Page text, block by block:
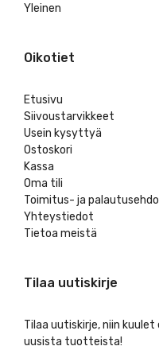
Yleinen
Oikotiet
Etusivu
Siivoustarvikkeet
Usein kysyttyä
Ostoskori
Kassa
Oma tili
Toimitus- ja
Yhteystiedot
Tietoa meistä
Tilaa uutiskirje
Tilaa uutiskirje, niin
uusista tuotteista!